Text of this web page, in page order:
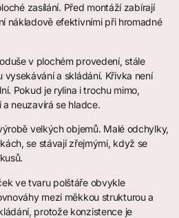
zasílání. Před montáží zabírají
nákladově efektivními při hromadné
v plochém provedení, stále
a skládání. Křivka není
Pokud je rylina i trochu mimo,
neuzavírá se hladce.
velkých objemů. Malé odchylky,
se stávají zřejmými, když se
ve tvaru polštáře obvykle
mezi měkkou strukturou a
protože konzistence je